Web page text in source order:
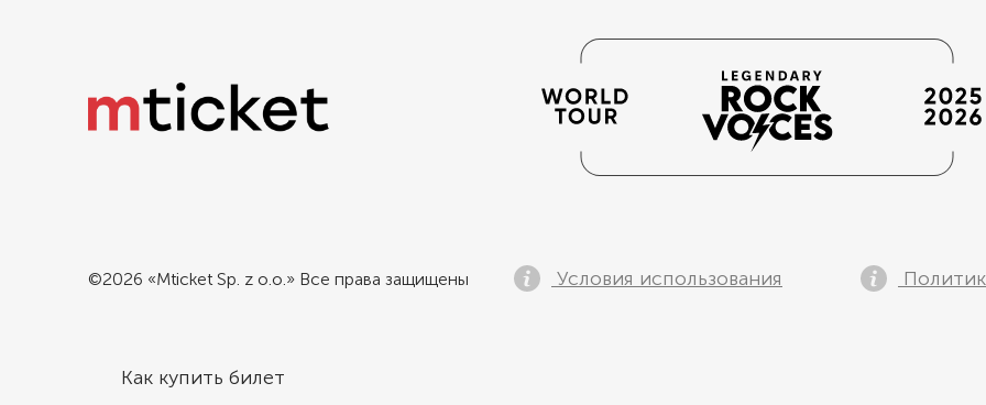
©2026 «Mticket Sp. z o.o.» Все права защищены Условия использования
Как купить билет